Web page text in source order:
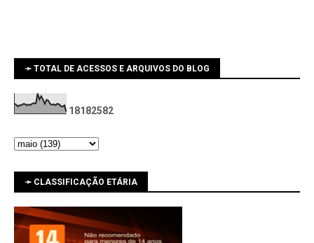
➛ TOTAL DE ACESSOS E ARQUIVOS DO BLOG
1 81 82582
➛ CLASSIFICAÇÃO ETÁRIA